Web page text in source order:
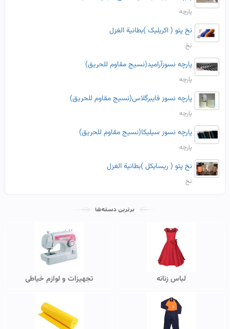
پارچه
نخ پتو ( اکریلیک )بطانیة الغزل
نخ
پارچه نسوزآرامید(نسیج مقاوم للحریق)
پارچه
پارچه نسوز فایبرگلاس(نسیج مقاوم للحریق)
پارچه
پارچه نسوز سیلیکا(نسیج مقاوم للحریق)
پارچه
نخ پتو ( ریسایکل )بطانیة الغزل
نخ
لباس زنانه تجهیزات و لوازم خیاطی